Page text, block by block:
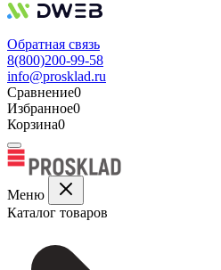
Обратная связь
8(800)200-99-58
info@prosklad.ru
Сравнение0
Избранное0
Корзина0
Меню
Каталог товаров